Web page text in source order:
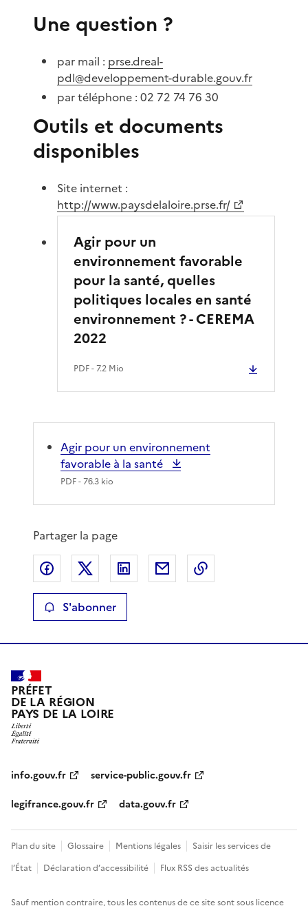
Une question ?
par mail : prse.dreal-
pdl@developpement-durable.gouv.fr
par téléphone : 02 72 74 76 30
Outils et documents
disponibles
Site internet :
http://www.paysdelaloire.prse.fr/
Agir pour un
environnement favorable
pour la santé, quelles
politiques locales en santé
environnement ? - CEREMA
2022
PDF- 7.2 Mio
Agir pour un environnement
favorable à la santé
PDF- 76.3 kio
Partager la page
Partager sur Facebook
Partager sur XPartager sur LinkedIn
Partager par email
S'abonner
PRÉFET
DE LA RÉGION
PAYS DE LA LOIRE
info.gouv.fr
service-public.gouv.fr
legifrance.gouv.fr
data.gouv.fr
Plan du site Glossaire Mentions légales
Saisir les services de
l’État
Déclaration d’accessibilité Flux RSS des actualités
Sauf mention contraire, tous les contenus de ce site sont sous licence